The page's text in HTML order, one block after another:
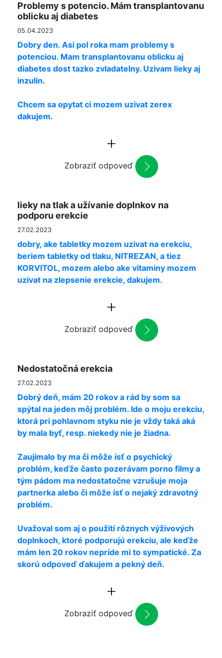
Problemy s potencio. Mám transplantovanu
oblicku aj diabetes
05.04.2023
Dobry den. Asi pol roka mam problemy s
potenciou. Mam transplantovanu oblicku aj
diabetes dost tazko zvladatelny. Uzivam lieky aj
inzulin.
Chcem sa opytat ci mozem uzivat zerex
dakujem.
Zobraziť odpoveď
lieky na tlak a užívanie doplnkov na
podporu erekcie
27.02.2023
dobry, ake tabletky mozem uzivat na erekciu,
beriem tabletky od tlaku, NITREZAN, a tiez
KORVITOL, mozem alebo ake vitaminy mozem
uzivat na zlepsenie erekcie, dakujem.
Zobraziť odpoveď
Nedostatočná erekcia
27.02.2023
Dobrý deň, mám 20 rokov a rád by som sa
spýtal na jeden môj problém. Ide o moju erekciu,
ktorá pri pohlavnom styku nie je vždy taká aká
by mala byť, resp. niekedy nie je žiadna.
Zaujímalo by ma či môže ísť o psychický
problém, keďže často pozerávam porno filmy a
tým pádom ma nedostatočne vzrušuje moja
partnerka alebo či môže ísť o nejaký zdravotný
problém.
Uvažoval som aj o použití rôznych výživových
doplnkoch, ktoré podporujú erekciu, ale keďže
mám len 20 rokov nepríde mi to sympatické. Za
skorú odpoveď ďakujem a pekný deň.
Zobraziť odpoveď